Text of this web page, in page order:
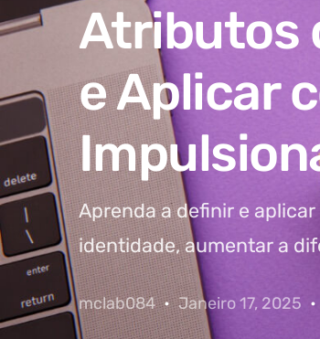
Atributos
e Aplicar
Aprenda a definir e
identidade, aumentar a
mclab084 Janeiro 17, 2025